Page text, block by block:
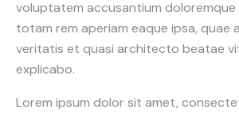
voluptatem accusantium doloremque
totam rem aperiam eaque ipsa, quae
veritatis et quasi architecto beatae
explicabo.
Lorem ipsum dolor sit amet,